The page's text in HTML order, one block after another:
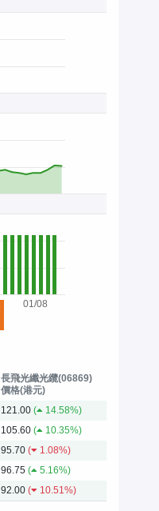
01/08
長飛光纖光纜(06869)
價格(港元)
121.00 (
14.58%)
105.60 (
10.35%)
95.70 (
1.08%)
96.75 (
5.16%)
92.00 ( 10.51%)